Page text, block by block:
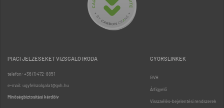
PIACI JELZÉSEKET VIZSGÁLÓ IRODA
telefon: +36 (1) 472-8851
e-mail: ugyfelszolgalat@gvh.hu
Minőségbiztosítási kérdőív
GYORSLINKEK
GVH
Árfigyelő
Visszaélés-bejelentési rendszerek